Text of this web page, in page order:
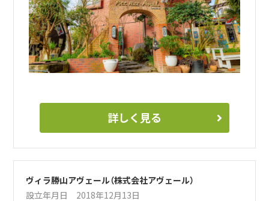
詳しく見る
ヴィラ勝山アヴェール（株式会社アヴェール）
設立年月日 2018年12月13日